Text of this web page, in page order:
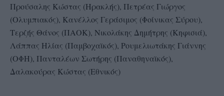
Προύσαλης Κώστας (Ηρακλής), Πετρέας Γιώργος
(Ολυμπιακός), Κανέλλος Γεράσιμος (Φοίνικας Σύρου),
Τερζής Θάνος (ΠΑΟΚ), Νικολάκης Δημήτρης (Κηφισιά),
Λάππας Ηλίας (Παμβοχαϊκός), Ρουμελιωτάκης Γιάννης
(ΟΦΗ), Πανταλέων Σωτήρης (Παναθηναϊκός),
Δαλακούρας Κώστας (Εθνικός)